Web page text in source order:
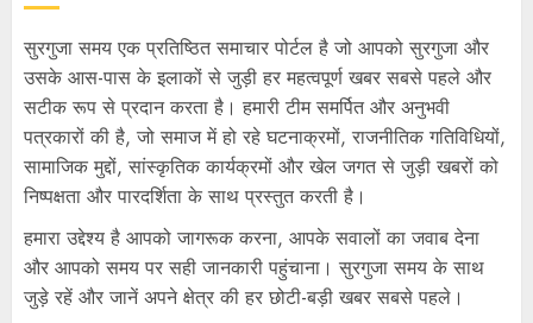
सुरगुजा समय एक प्रतिष्ठित समाचार पोर्टल है जो आपको सुरगुजा और
उसके आस-पास के इलाकों से जुड़ी हर महत्वपूर्ण खबर सबसे पहले और
सटीक रूप से प्रदान करता है। हमारी टीम समर्पित और अनुभवी
पत्रकारों की है, जो समाज में हो रहे घटनाक्रमों, राजनीतिक गतिविधियों,
सामाजिक मुद्दों, सांस्कृतिक कार्यक्रमों और खेल जगत से जुड़ी खबरों को
निष्पक्षता और पारदर्शिता के साथ प्रस्तुत करती है।
हमारा उद्देश्य है आपको जागरूक करना, आपके सवालों का जवाब देना
और आपको समय पर सही जानकारी पहुंचाना। सुरगुजा समय के साथ
जुड़े रहें और जानें अपने क्षेत्र की हर छोटी-बड़ी खबर सबसे पहले।